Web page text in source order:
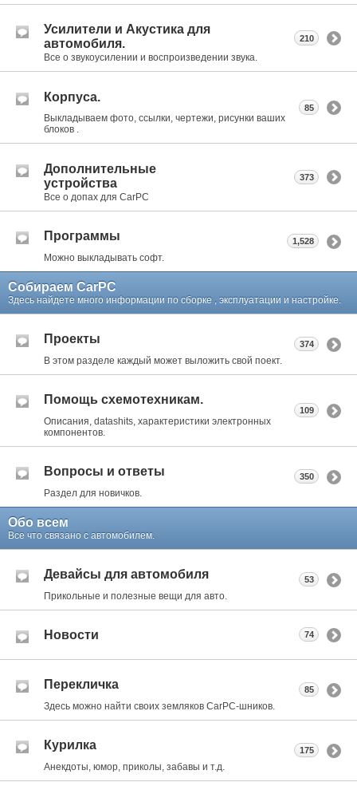
Усилители и Акустика для
автомобиля.
Все о звукоусилении и воспроизведении звука.
210
Корпуса.
Выкладываем фото, ссылки, чертежи, рисунки ваших
блоков .
85
Дополнительные
устройства
Все о допах для CarPC
373
Программы
Можно выкладывать софт.
1,528
Собираем CarPC
Здесь найдете много информации по сборке , эксплуатации и настройке.
Проекты
В этом разделе каждый может выложить свой поект.
374
Помощь схемотехникам.
Описания, datashits, характеристики электронных
компонентов.
109
Вопросы и ответы
Раздел для новичков.
350
Обо всем
Все что связано с автомобилем.
Девайсы для автомобиля
Прикольные и полезные вещи для авто.
53
Новости 74
Перекличка
Здесь можно найти своих земляков CarPC-шников.
85
Курилка
Анекдоты, юмор, приколы, забавы и т.д.
175